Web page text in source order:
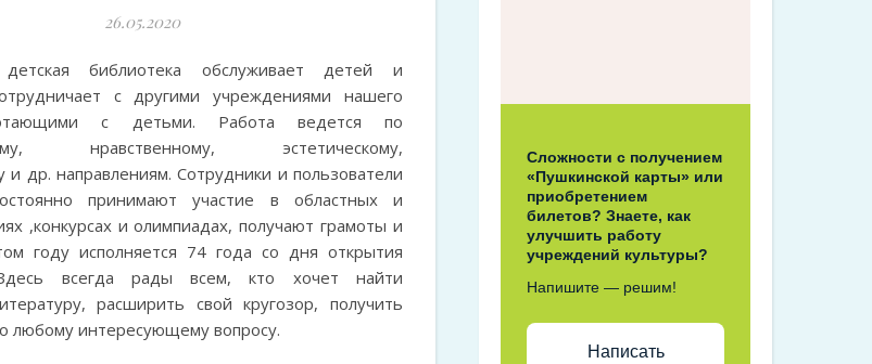
26.05.2020
детская библиотека обслуживает детей и
с другими учреждениями нашего
с детьми. Работа ведется по
нравственному, эстетическому,
и др. направлениям. Сотрудники и пользователи
принимают участие в областных и
,конкурсах и олимпиадах, получают грамоты и
году исполняется 74 года со дня открытия
всегда рады всем, кто хочет найти
расширить свой кругозор, получить
любому интересующему вопросу.
Сложности с получением
«Пушкинской карты» или
приобретением
билетов? Знаете, как
улучшить работу
учреждений культуры?
Напишите — решим!
Написать